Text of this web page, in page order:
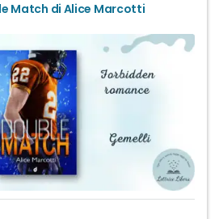
Match di Alice Marcotti